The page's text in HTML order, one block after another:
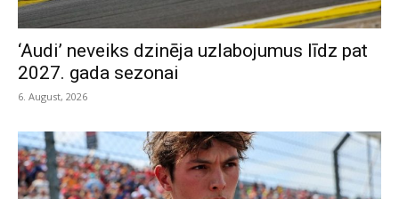
‘Audi’ neveiks dzinēja uzlabojumus līdz pat
2027. gada sezonai
6. August, 2026